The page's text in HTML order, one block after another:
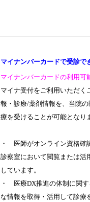
マイナンバーカードで受診で
マイナンバーカードの利用可
マイナ受付をご利用いただく
報・診療/薬剤情報を、当院
療を受けることが可能となり
・ 医師がオンライン資格確
診察室において閲覧または活
しています。
・ 医療DX推進の体制に関
な情報を取得・活用して診療